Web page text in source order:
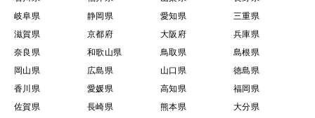
岐阜県
静岡県 愛知県
三重県
滋賀県
京都府 大阪府
兵庫県
奈良県
和歌山県 鳥取県
島根県
岡山県
広島県 山口県
徳島県
香川県
愛媛県 高知県
福岡県
佐賀県
長崎県 熊本県 大分県